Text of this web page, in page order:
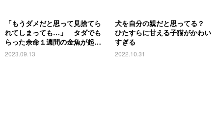
「もうダメだと思って見捨てら
れてしまっても…」 タダでも
らった余命１週間の金魚が起こ
した奇跡
2023.09.13
犬を自分の親だと思ってる？
ひたすらに甘える子猫がかわい
すぎる
2022.10.31